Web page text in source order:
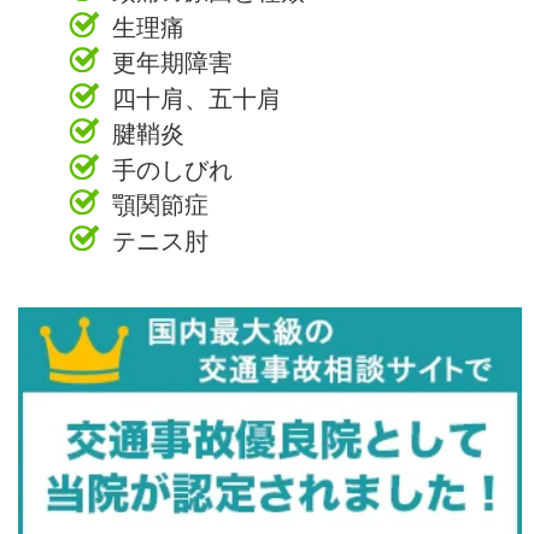
生理痛
更年期障害
四十肩、五十肩
腱鞘炎
手のしびれ
顎関節症
テニス肘